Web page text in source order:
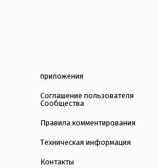
приложения
Соглашение пользователя
Сообщества
Правила комментирования
Техническая информация
Контакты